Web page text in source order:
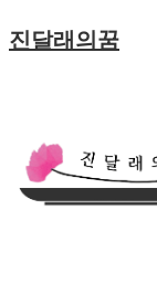
진달래의꿈